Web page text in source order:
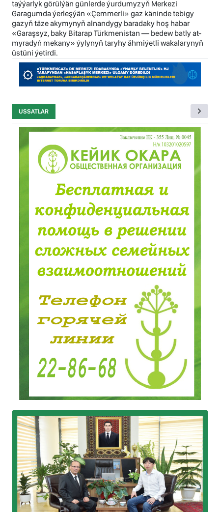
taýýarlyk görülýän günlerde ýurdumyzyň Merkezi
Garagumda ýerleşýän «Çemmerli» gaz käninde tebigy
gazyň täze akymynyň alnandygy baradaky hoş habar
«Garaşsyz, baky Bitarap Türkmenistan — bedew batly at-
myradyň mekany» ýylynyň taryhy ähmiýetli wakalarynyň
üstüni ýetirdi.
USSATLAR